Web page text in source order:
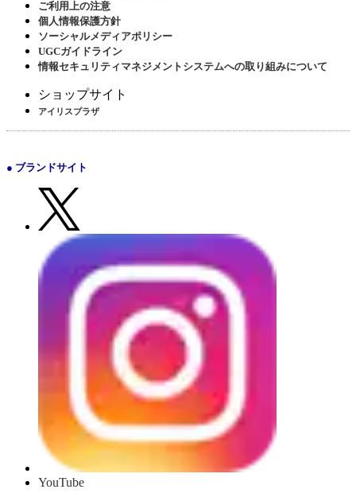
ご利用上の注意
個人情報保護方針
ソーシャルメディアポリシー
UGCガイドライン
情報セキュリティマネジメントシステムへの取り組みについて
ショップサイト
アイリスプラザ
● ブランドサイト
YouTube